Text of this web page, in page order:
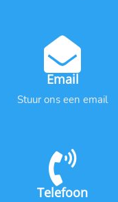

Email
Stuur ons een email

Telefoon